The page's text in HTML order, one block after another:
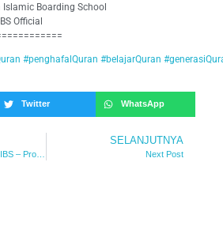
Islamic Boarding School
Official
#penghafalQuran #belajarQuran
Twitter WhatsApp
SELANJUTNYA
Next Post